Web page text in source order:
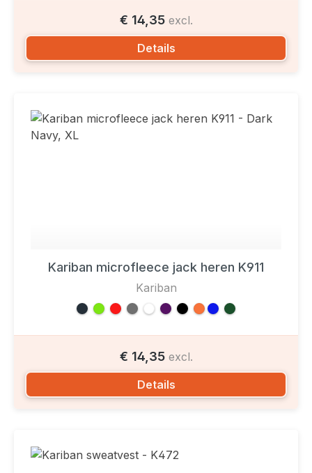
€ 14,35 excl.
Details
Kariban microfleece jack heren K911
Kariban
€ 14,35 excl.
Details